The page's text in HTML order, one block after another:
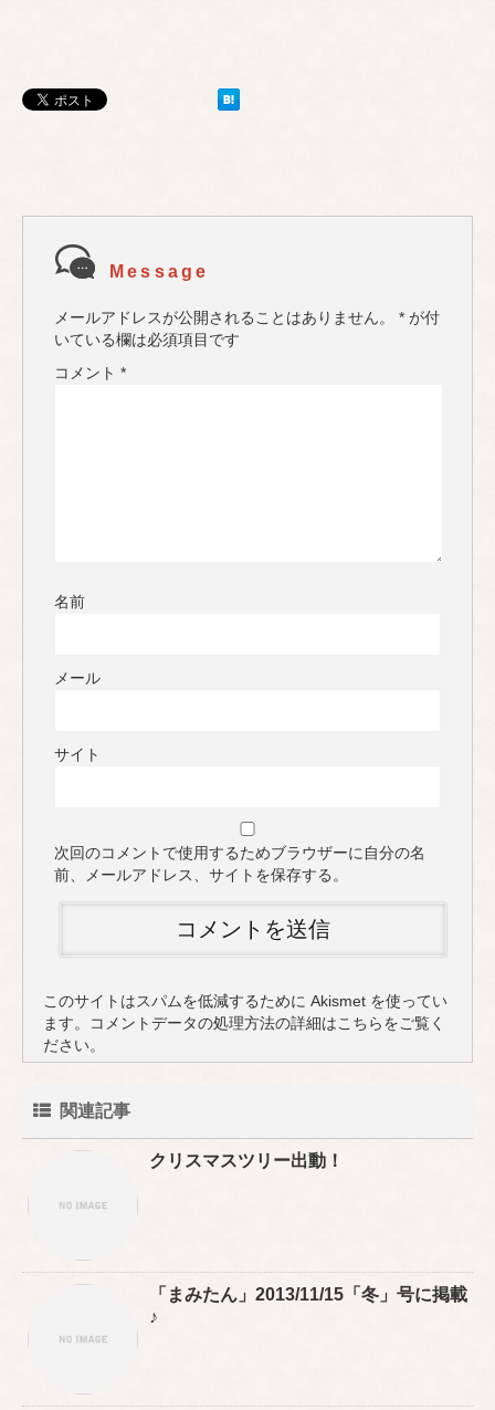
Message
メールアドレスが公開されることはありません。 * が付
いている欄は必須項目です
コメント *
名前
メール
サイト
次回のコメントで使用するためブラウザーに自分の名
前、メールアドレス、サイトを保存する。
このサイトはスパムを低減するために Akismet を使ってい
ます。
コメントデータの処理方法の詳細はこちらをご覧く
ださい。
関連記事
クリスマスツリー出動！
「まみたん」2013/11/15「冬」号に掲載
♪